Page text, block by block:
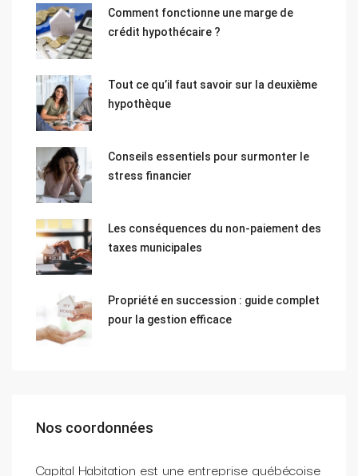
Comment fonctionne une marge de
crédit hypothécaire ?
Tout ce qu’il faut savoir sur la deuxième
hypothèque
Conseils essentiels pour surmonter le
stress financier
Les conséquences du non-paiement des
taxes municipales
Propriété en succession : guide complet
pour la gestion efficace
Nos coordonnées
Capital Habitation est une entreprise québécoise